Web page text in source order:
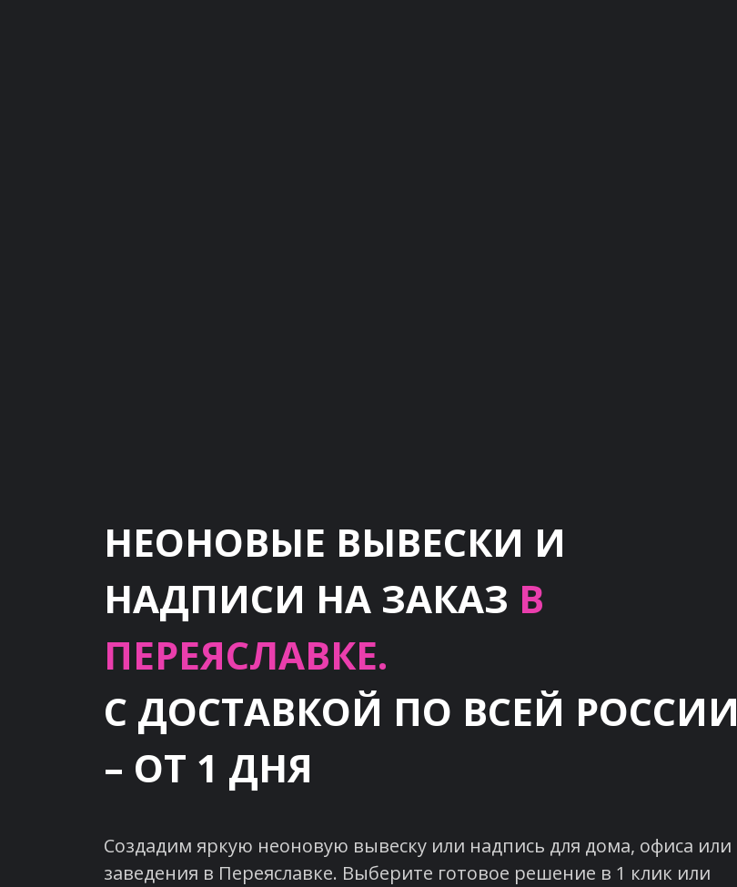
НЕОНОВЫЕ ВЫВЕСКИ И
НАДПИСИ НА ЗАКАЗ В
ПЕРЕЯСЛАВКЕ.
С ДОСТАВКОЙ ПО ВСЕЙ РОССИИ
– ОТ 1 ДНЯ
Создадим яркую неоновую вывеску или надпись для дома, офиса или
заведения в Переяславке. Выберите готовое решение в 1 клик или